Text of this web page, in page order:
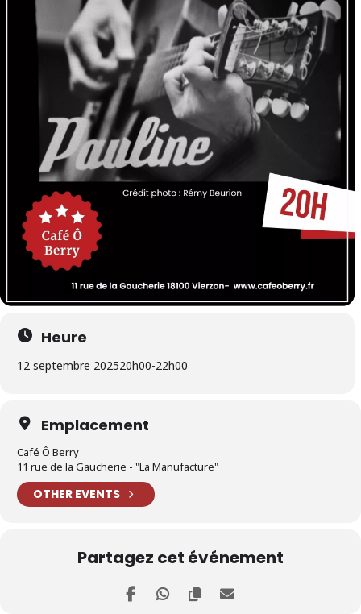
Heure
12 septembre 202520h00-22h00
Emplacement
Café Ô Berry
11 rue de la Gaucherie - "La Manufacture"
OTHER EVENTS
Partagez cet événement